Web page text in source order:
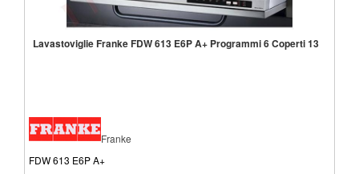
Lavastoviglie Franke FDW 613 E6P A+ Programmi 6 Coperti 13
Franke
FDW 613 E6P A+